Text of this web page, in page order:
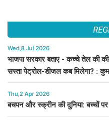
Wed,8 Jul 2026
भाजपा सरकार बताए - कच्चे तेल की
सस्ता पेट्रोल-डीजल कब मिलेगा? :
Thu,2 Apr 2026
बचपन और स्क्रीन की दुनिया: बच्चों पर